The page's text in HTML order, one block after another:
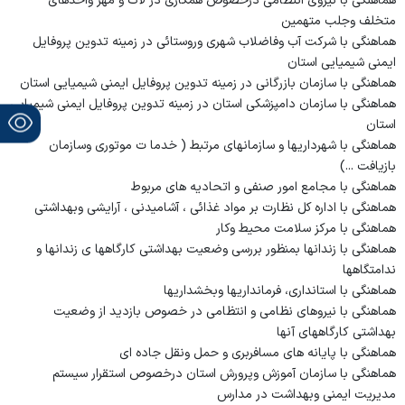
متخلف وجلب متهمین
هماهنگی با شرکت آب وفاضلاب شهری وروستائی در زمینه تدوین پروفایل
ایمنی شیمیایی استان
هماهنگی با سازمان بازرگانی در زمینه تدوین پروفایل ایمنی شیمیایی استان
هماهنگی با سازمان دامپزشکی استان در زمینه تدوین پروفایل ایمنی شیمیایی
استان
هماهنگی با شهرداریها و سازمانهای مرتبط ( خدما ت موتوری وسازمان
بازیافت ...)
هماهنگی با مجامع امور صنفی و اتحادیه های مربوط
هماهنگی با اداره کل نظارت بر مواد غذائی ، آشامیدنی ، آرایشی وبهداشتی
هماهنگی با مرکز سلامت محیط وکار
هماهنگی با زندانها بمنظور بررسی وضعیت بهداشتی کارگاهها ی زندانها و
ندامتگاهها
هماهنگی با استانداری، فرمانداریها وبخشداریها
هماهنگی با نیروهای نظامی و انتظامی در خصوص بازدید از وضعیت
بهداشتی کارگاههای آنها
هماهنگی با پایانه های مسافربری و حمل ونقل جاده ای
هماهنگی با سازمان آموزش وپرورش استان درخصوص استقرار سیستم
مدیریت ایمنی وبهداشت در مدارس